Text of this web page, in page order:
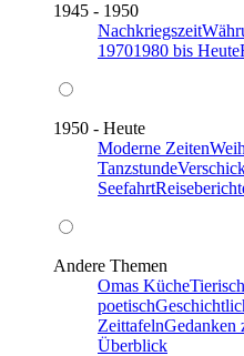
1945 - 1950
Nachkriegszeit
19701980 bis Heute
1950 - Heute
Moderne Zeiten
Tanzstunde
Seefahrt
Andere Themen
Omas Küche
poetisch
ZeittafelnGedanken
Überblick